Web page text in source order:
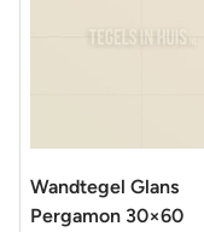
Wandtegel Glans
Pergamon 30×60